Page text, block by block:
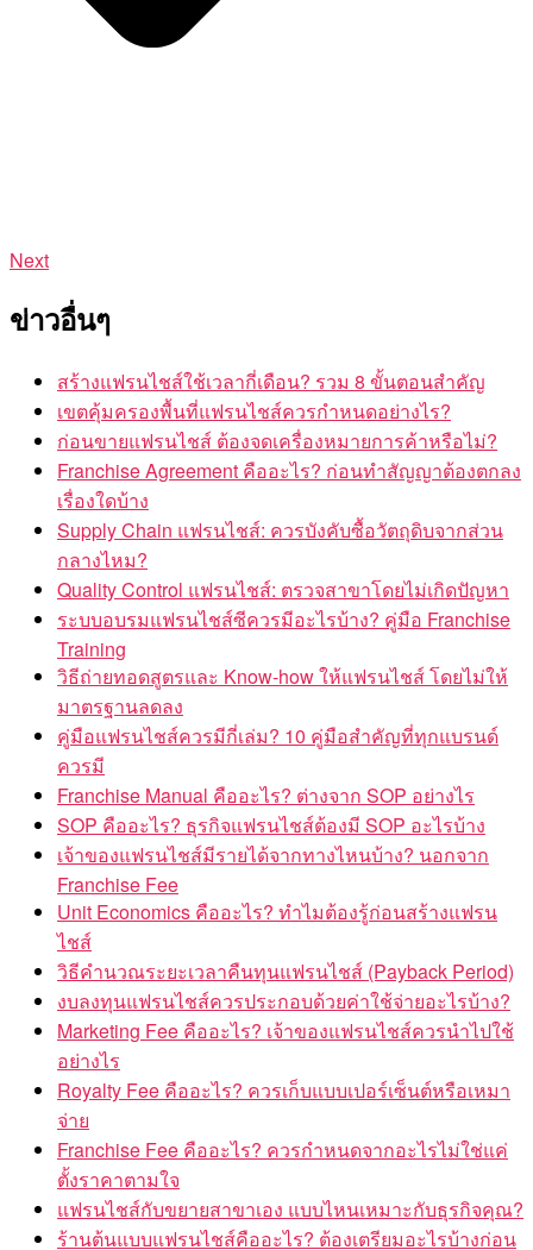
Next
ข่าวอื่นๆ
สร้างแฟรนไชส์ใช้เวลากี่เดือน? รวม 8 ขั้นตอนสำคัญ
เขตคุ้มครองพื้นที่แฟรนไชส์ควรกำหนดอย่างไร?
ก่อนขายแฟรนไชส์ ต้องจดเครื่องหมายการค้าหรือไม่?
Franchise Agreement คืออะไร? ก่อนทำสัญญาต้องตกลง
เรื่องใดบ้าง
Supply Chain แฟรนไชส์: ควรบังคับซื้อวัตถุดิบจากส่วน
กลางไหม?
Quality Control แฟรนไชส์: ตรวจสาขาโดยไม่เกิดปัญหา
ระบบอบรมแฟรนไชส์ซีควรมีอะไรบ้าง? คู่มือ Franchise
Training
วิธีถ่ายทอดสูตรและ Know-how ให้แฟรนไชส์ โดยไม่ให้
มาตรฐานลดลง
คู่มือแฟรนไชส์ควรมีกี่เล่ม? 10 คู่มือสำคัญที่ทุกแบรนด์
ควรมี
Franchise Manual คืออะไร? ต่างจาก SOP อย่างไร
SOP คืออะไร? ธุรกิจแฟรนไชส์ต้องมี SOP อะไรบ้าง
เจ้าของแฟรนไชส์มีรายได้จากทางไหนบ้าง? นอกจาก
Franchise Fee
Unit Economics คืออะไร? ทำไมต้องรู้ก่อนสร้างแฟรน
ไชส์
วิธีคำนวณระยะเวลาคืนทุนแฟรนไชส์ (Payback Period)
งบลงทุนแฟรนไชส์ควรประกอบด้วยค่าใช้จ่ายอะไรบ้าง?
Marketing Fee คืออะไร? เจ้าของแฟรนไชส์ควรนำไปใช้
อย่างไร
Royalty Fee คืออะไร? ควรเก็บแบบเปอร์เซ็นต์หรือเหมา
จ่าย
Franchise Fee คืออะไร? ควรกำหนดจากอะไรไม่ใช่แค่
ตั้งราคาตามใจ
แฟรนไชส์กับขยายสาขาเอง แบบไหนเหมาะกับธุรกิจคุณ?
ร้านต้นแบบแฟรนไชส์คืออะไร? ต้องเตรียมอะไรบ้างก่อน